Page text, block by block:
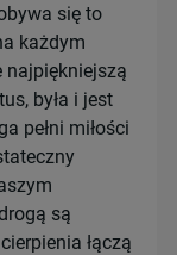
się to
każdym
najpiękniejszą
była i jest
pełni miłości
są
łączą